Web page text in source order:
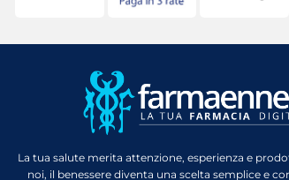
La tua salute merita attenzione, esperienza e
noi, il benessere diventa una scelta semplice e